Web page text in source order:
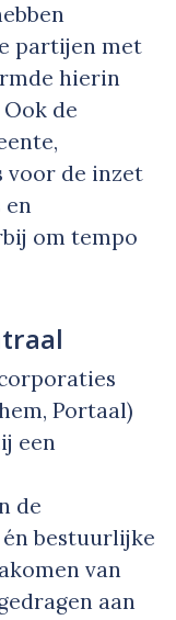
partijen met
hierin
de
de inzet
en
om tempo
Portaal)
een
de
bestuurlijke
van
aan